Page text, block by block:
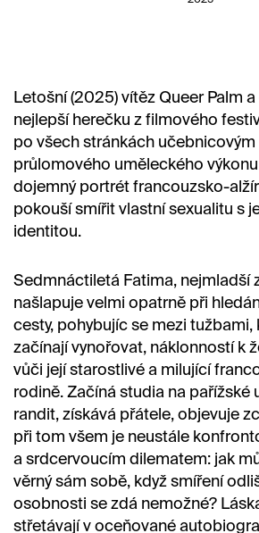
Letošní (2025) vítěz Queer Palm
nejlepší herečku z filmového
po všech stránkách
průlomového uměleckého
dojemný portrét francouzsko-
pokouší smířit vlastní sexualitu s
identitou.
Sedmnáctiletá Fatima, nejmladší
našlapuje velmi opatrně při
cesty, pohybujíc se mezi
začínají vynořovat, náklonností k
vůči její starostlivé a milující
rodině. Začíná studia na pařížské
randit, získává přátele, objevuje
při tom všem je neustále
a srdcervoucím dilematem: jak
věrný sám sobě, když smíření
osobnosti se zdá nemožné?
střetávají v oceňované